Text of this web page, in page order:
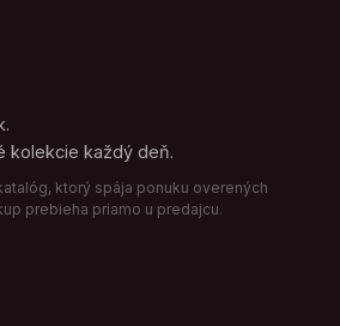
kolekcie každý deň.
ktorý spája ponuku overených
prebieha priamo u predajcu.